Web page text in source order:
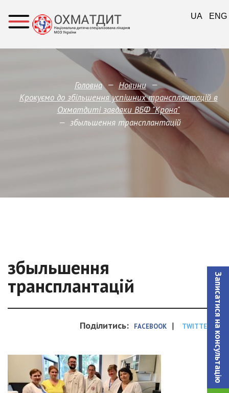
Записатися на консультацiю
Головна — Новини —
Крокуємо до збільшення успішних трансплантацій в
Охматдиті завдяки ВБФ "Крона"
— збыльшення трансплантацій
збыльшення
трансплантацій
Поділитись: FACEBOOK | TWITTER
UA ENG